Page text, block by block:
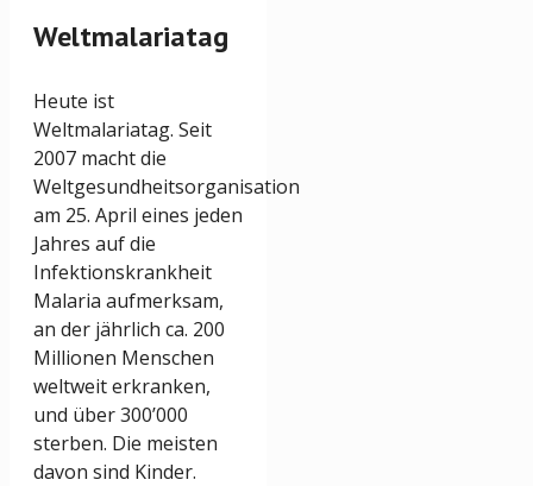
Weltmalariatag
Heute ist
Weltmalariatag. Seit
2007 macht die
Weltgesundheitsorganisation
am 25. April eines jeden
Jahres auf die
Infektionskrankheit
Malaria aufmerksam,
an der jährlich ca. 200
Millionen Menschen
weltweit erkranken,
und über 300’000
sterben. Die meisten
davon sind Kinder.